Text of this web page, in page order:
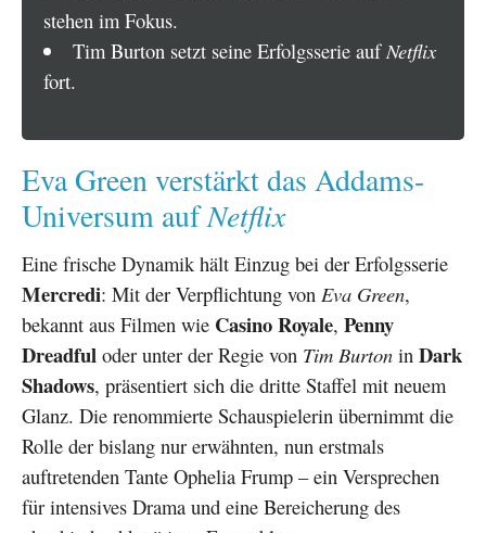
stehen im Fokus.
Tim Burton setzt seine Erfolgsserie auf Netflix
fort.
Eva Green verstärkt das Addams-
Universum aufNetflix
Eine frische Dynamik hält Einzug bei der Erfolgsserie
Mercredi: Mit der Verpflichtung von Eva Green,
bekannt aus Filmen wie Casino Royale, Penny
Dreadful oder unter der Regie von Tim Burton in Dark
Shadows, präsentiert sich die dritte Staffel mit neuem
Glanz. Die renommierte Schauspielerin übernimmt die
Rolle der bislang nur erwähnten, nun erstmals
auftretenden Tante Ophelia Frump – ein Versprechen
für intensives Drama und eine Bereicherung des